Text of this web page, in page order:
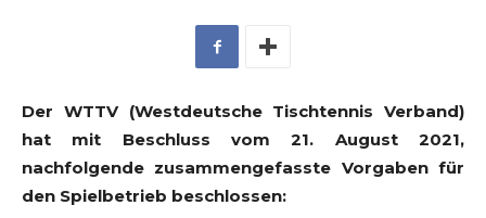
Der WTTV (Westdeutsche Tischtennis Verband)
hat mit Beschluss vom 21. August 2021,
nachfolgende zusammengefasste Vorgaben für
den Spielbetrieb beschlossen: